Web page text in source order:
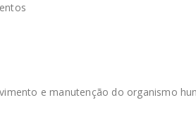
e manutenção do organismo